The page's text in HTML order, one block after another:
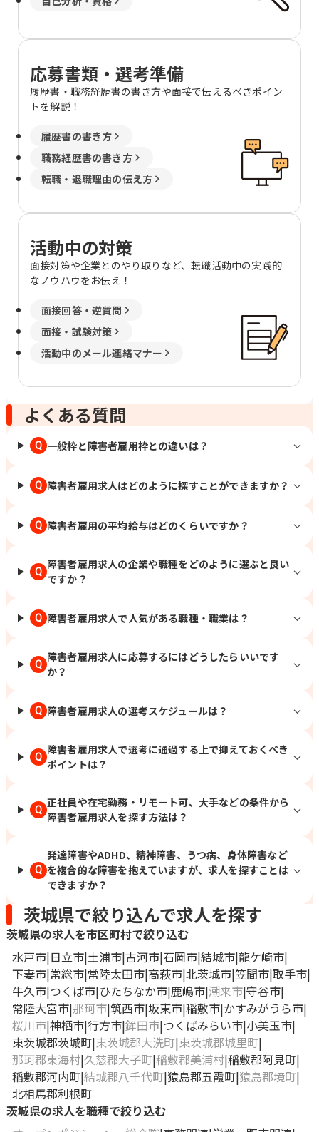
応募書類・選考準備
履歴書・職務経歴書の書き方や面接で伝えるべきポイン
トを解説！
履歴書の書き方
職務経歴書の書き方
転職・退職理由の伝え方
活動中の対策
面接対策や企業とのやり取りなど、転職活動中の実践的
なノウハウをお伝え！
面接回答・逆質問
面接・試験対策
活動中のメール連絡マナー
よくある質問
Q 一般枠と障害者雇用枠との違いは？
Q 障害者雇用求人はどのように探すことができますか？
Q 障害者雇用の平均給与はどのくらいですか？
Q
障害者雇用求人の企業や職種をどのように選ぶと良い
ですか？
Q 障害者雇用求人で人気がある職種・職業は？
Q
障害者雇用求人に応募するにはどうしたらいいです
か？
Q 障害者雇用求人の選考スケジュールは？
Q
障害者雇用求人で選考に通過する上で抑えておくべき
ポイントは？
Q
正社員や在宅勤務・リモート可、大手などの条件から
障害者雇用求人を探す方法は？
Q
発達障害やADHD、精神障害、うつ病、身体障害など
を複合的な障害を抱えていますが、求人を探すことは
できますか？
茨城県で絞り込んで求人を探す
茨城県の求人を市区町村で絞り込む
水戸市 日立市 土浦市 古河市 石岡市 結城市 龍ケ崎市
下妻市 常総市 常陸太田市 高萩市 北茨城市 笠間市 取手市
牛久市 つくば市 ひたちなか市 鹿嶋市 潮来市 守谷市
常陸大宮市 那珂市 筑西市 坂東市 稲敷市 かすみがうら市
桜川市 神栖市 行方市 鉾田市 つくばみらい市 小美玉市
東茨城郡茨城町 東茨城郡大洗町 東茨城郡城里町
那珂郡東海村 久慈郡大子町 稲敷郡美浦村 稲敷郡阿見町
稲敷郡河内町 結城郡八千代町 猿島郡五霞町 猿島郡境町
北相馬郡利根町
茨城県の求人を職種で絞り込む